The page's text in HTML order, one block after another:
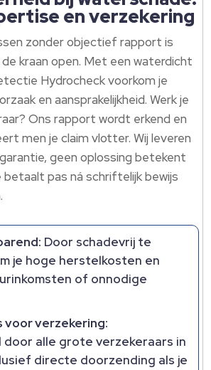
en verzekering
zonder objectief rapport is
kraan open. Met een waterdicht
Hydrocheck voorkom je
en aansprakelijkheid. Werk je
Ons rapport wordt erkend en
men je claim vlotter. Wij leveren
geen oplossing betekent
betaalt pas ná schriftelijk bewijs
Door schadevrij te
je hoge herstelkosten en
of onnodige
voor verzekering:
alle grote verzekeraars in
directe doorzending als je